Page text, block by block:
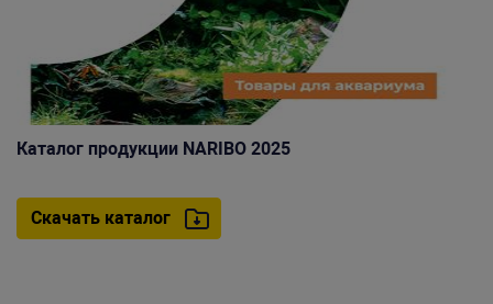
Каталог продукции NARIBO 2025
Скачать каталог